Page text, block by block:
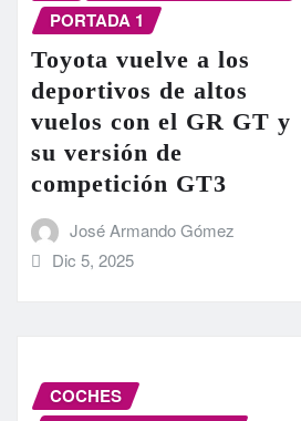
PORTADA 1
Toyota vuelve a los
deportivos de altos
vuelos con el GR GT y
su versión de
competición GT3
José Armando Gómez
Dic 5, 2025
COCHES